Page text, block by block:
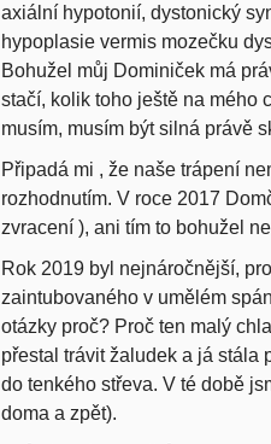
axiální hypotonií, dystonický
hypoplasie vermis mozečku
Bohužel můj Dominiček má
stačí, kolik toho ještě na mého
musím, musím být silná právě
Připadá mi , že naše trápení
rozhodnutím. V roce 2017
zvracení ), ani tím to bohužel
Rok 2019 byl nejnáročnější,
zaintubovaného v umělém
otázky proč? Proč ten malý
přestal trávit žaludek a já stála
do tenkého střeva. V té době
doma a zpět).